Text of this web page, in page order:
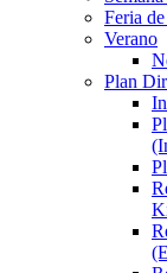
Feria
Verano
Plan